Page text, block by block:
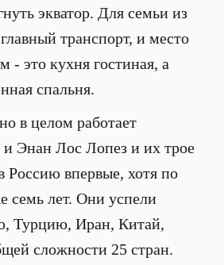
экватор. Для семьи из
транспорт, и место
- это кухня гостиная, а
спальня.
в целом работает
и Энан Лос Лопез и их трое
Россию впервые, хотя по
семь лет. Они успели
Турцию, Иран, Китай,
сложности 25 стран.